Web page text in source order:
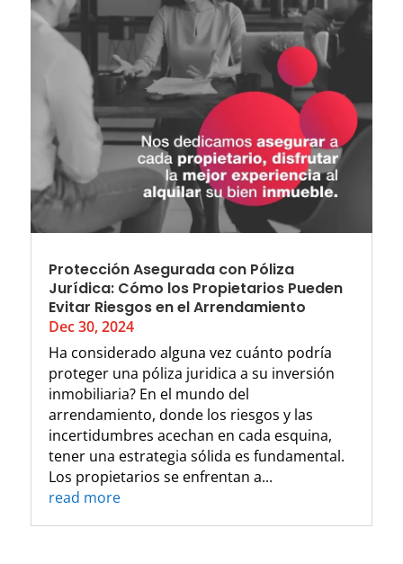
Protección Asegurada con Póliza
Jurídica: Cómo los Propietarios Pueden
Evitar Riesgos en el Arrendamiento
Dec 30, 2024
Ha considerado alguna vez cuánto podría
proteger una póliza juridica a su inversión
inmobiliaria? En el mundo del
arrendamiento, donde los riesgos y las
incertidumbres acechan en cada esquina,
tener una estrategia sólida es fundamental.
Los propietarios se enfrentan a...
read more